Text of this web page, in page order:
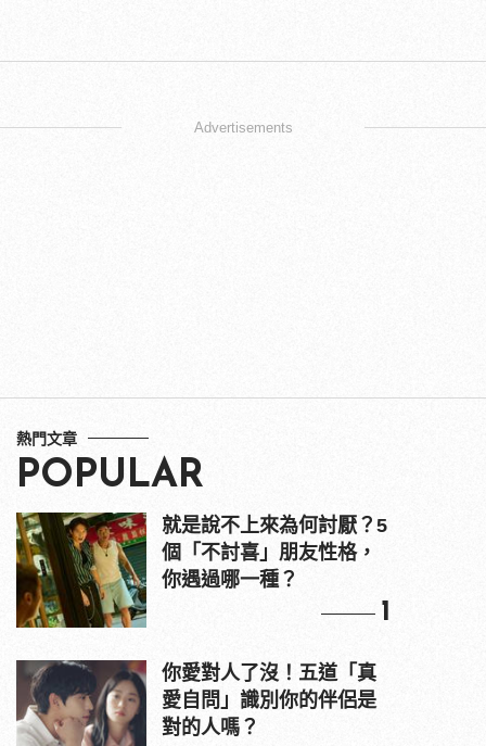
Advertisements
熱門文章
POPULAR
就是說不上來為何討厭？5
個「不討喜」朋友性格，
你遇過哪一種？
1
你愛對人了沒！五道「真
愛自問」識別你的伴侶是
對的人嗎？